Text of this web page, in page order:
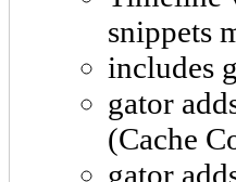
snippets
includes
gator
(Cache
gator